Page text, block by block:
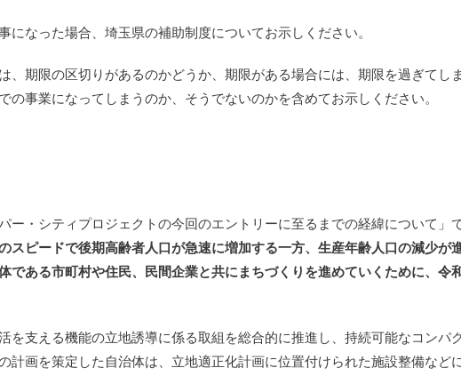
なった場合、埼玉県の補助制度についてお示しください。
期限の区切りがあるのかどうか、期限がある場合には、期限を過ぎてし
の事業になってしまうのか、そうでないのかを含めてお示しください。
・シティプロジェクトの今回のエントリーに至るまでの経緯について」
スピードで後期高齢者人口が急速に増加する一方、生産年齢人口の減少が
である市町村や住民、民間企業と共にまちづくりを進めていくために、
を支える機能の立地誘導に係る取組を総合的に推進し、持続可能なコン
計画を策定した自治体は、立地適正化計画に位置付けられた施設整備な